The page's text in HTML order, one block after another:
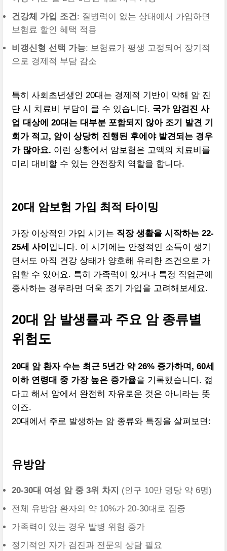
건강체 가입 조건: 질병력이 없는 상태에서 가입하면
보험료 할인 혜택 적용
비갱신형 선택 가능: 보험료가 평생 고정되어 장기적
으로 경제적 부담 감소
특히 사회초년생인 20대는 경제적 기반이 약해 암 진
단 시 치료비 부담이 클 수 있습니다. 국가 암검진 사
업 대상에 20대는 대부분 포함되지 않아 조기 발견 기
회가 적고, 암이 상당히 진행된 후에야 발견되는 경우
가 많아요. 이런 상황에서 암보험은 고액의 치료비를
미리 대비할 수 있는 안전장치 역할을 합니다.
20대 암보험 가입 최적 타이밍
가장 이상적인 가입 시기는 직장 생활을 시작하는 22-
25세 사이 입니다. 이 시기에는 안정적인 소득이 생기
면서도 아직 건강 상태가 양호해 유리한 조건으로 가
입할 수 있어요. 특히 가족력이 있거나 특정 직업군에
종사하는 경우라면 더욱 조기 가입을 고려해보세요.
20대 암 발생률과 주요 암 종류별
위험도
20대 암 환자 수는 최근 5년간 약 26% 증가하며, 60세
이하 연령대 중 가장 높은 증가율을 기록했습니다. 젊
다고 해서 암에서 완전히 자유로운 것은 아니라는 뜻
이죠.
20대에서 주로 발생하는 암 종류와 특징을 살펴보면:
유방암
20-30대 여성 암 중 3위 차지 (인구 10만 명당 약 6명)
전체 유방암 환자의 약 10%가 20-30대로 집중
가족력이 있는 경우 발병 위험 증가
정기적인 자가 검진과 전문의 상담 필요